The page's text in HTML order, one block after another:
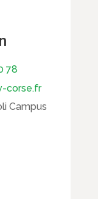
78
corse.fr
Campus